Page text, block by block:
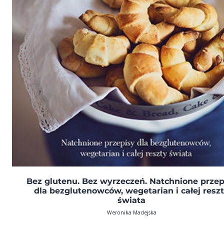
Bez glutenu. Bez wyrzeczeń. Natchnione
dla bezglutenowców, wegetarian i całej
świata
Weronika Madejska